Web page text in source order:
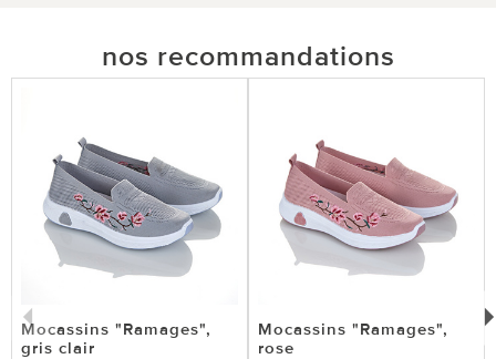
nos recommandations
Mocassins "Ramages",
gris clair
Mocassins "Ramages",
rose